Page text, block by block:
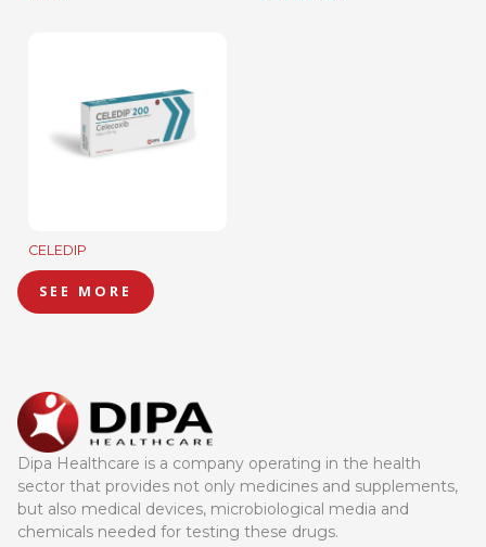
CELEDIP
SEE MORE
Dipa Healthcare is a company operating in the health
sector that provides not only medicines and supplements,
but also medical devices, microbiological media and
chemicals needed for testing these drugs.